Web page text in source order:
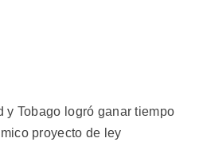
y Tobago logró ganar tiempo
proyecto de ley